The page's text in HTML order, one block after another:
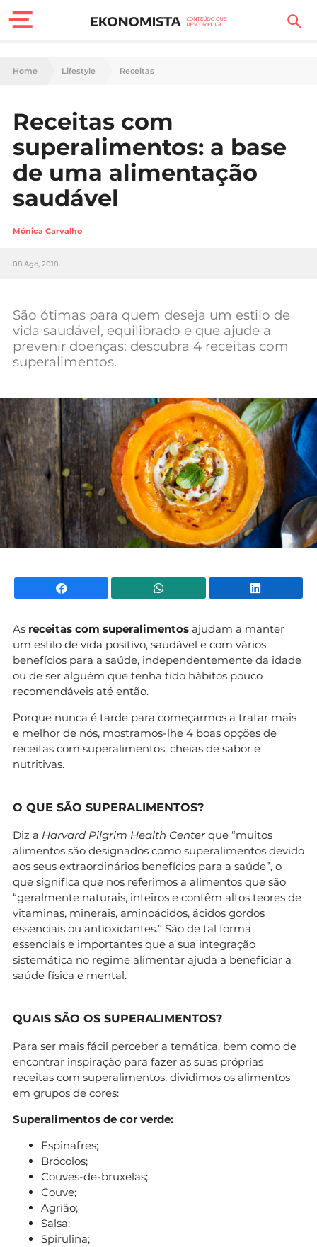
Finanças Pessoais
Carreira
Casa
Lifestyle
Sociedade
Tecnologia
Negócios
Mundial 2026
Home Lifestyle Receitas
Receitas com
superalimentos: a base
de uma alimentação
saudável
Mónica Carvalho
08 Ago, 2018
São ótimas para quem deseja um estilo de
vida saudável, equilibrado e que ajude a
prevenir doenças: descubra 4 receitas com
superalimentos.
Facebook WhatsApp
As receitas com superalimentos ajudam a manter
um estilo de vida positivo, saudável e com vários
benefícios para a saúde, independentemente da idade
ou de ser alguém que tenha tido hábitos pouco
recomendáveis até então.
Porque nunca é tarde para começarmos a tratar mais
e melhor de nós, mostramos-lhe 4 boas opções de
receitas com superalimentos, cheias de sabor e
nutritivas.
O QUE SÃO SUPERALIMENTOS?
Diz a Harvard Pilgrim Health Centerque “muitos
alimentos são designados como superalimentos devido
aos seus extraordinários benefícios para a saúde”, o
que significa que nos referimos a alimentos que são
“geralmente naturais, inteiros e contêm altos teores de
vitaminas, minerais, aminoácidos, ácidos gordos
essenciais ou antioxidantes.” São de tal forma
essenciais e importantes que a sua integração
sistemática no regime alimentar ajuda a beneficiar a
saúde física e mental.
QUAIS SÃO OS SUPERALIMENTOS?
Para ser mais fácil perceber a temática, bem como de
encontrar inspiração para fazer as suas próprias
receitas com superalimentos, dividimos os alimentos
em grupos de cores:
Superalimentos de cor verde:
Espinafres;
Brócolos;
Couves-de-bruxelas;
Couve;
Agrião;
Salsa;
Spirulina;